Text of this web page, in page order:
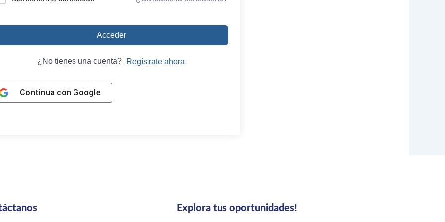
Acceder
¿No tienes una cuenta? Regístrate ahora
Continua con Google
Explora tus oportunidades!